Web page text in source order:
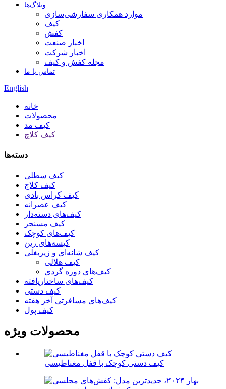
وبلاگ‌ها
موارد همکاری سفارشی‌سازی
کیف
کفش
اخبار صنعت
اخبار شرکت
مجله کفش و کیف
تماس با ما
English
خانه
محصولات
کیف مد
کیف کلاچ
دسته‌ها
کیف سطلی
کیف کلاچ
کیف کراس بادی
کیف عصرانه
کیف‌های دسته‌دار
کیف مسنجر
کیف‌های کوچک
کیسه‌های زین
کیف شانه‌ای و زیربغلی
کیف هلالی
کیف‌های دوره گردی
کیف‌های ساختاریافته
کیف دستی
کیف‌های مسافرتی آخر هفته
کیف پول
محصولات ویژه
کیف دستی کوچک با قفل مغناطیسی